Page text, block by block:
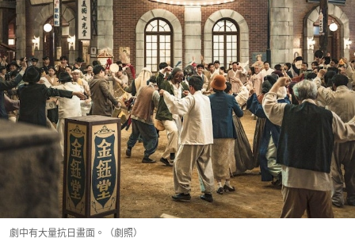
劇中有大量抗日畫面。（劇照）